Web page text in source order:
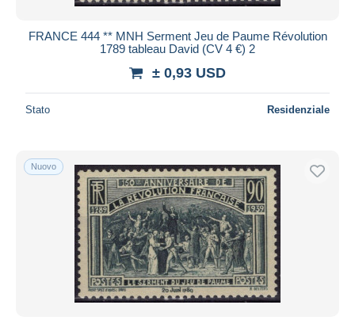
FRANCE 444 ** MNH Serment Jeu de Paume Révolution
1789 tableau David (CV 4 €) 2
± 0,93 USD
Stato Residenziale
Nuovo